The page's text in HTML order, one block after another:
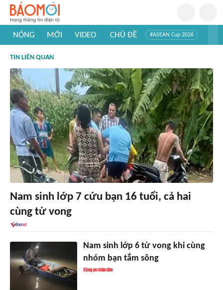
NÓNG MỚI VIDEO CHỦ ĐỀ #ASEAN Cup 2026
#Khám phá thế giới
TIN LIÊN QUAN
Nam sinh lớp 7 cứu bạn 16 tuổi, cả hai
cùng tử vong
Nam sinh lớp 6 tử vong khi cùng
nhóm bạn tắm sông